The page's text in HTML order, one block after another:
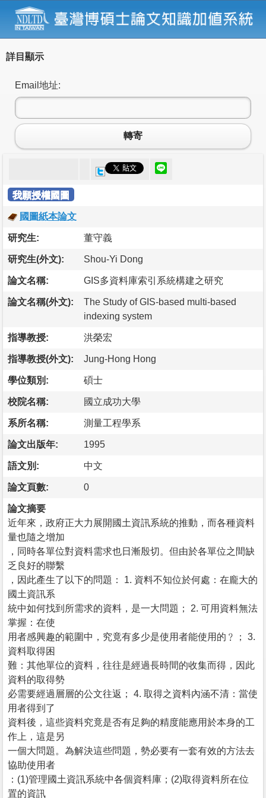
詳目顯示
Email地址:
轉寄
我願授權國圖
國圖紙本論文
研究生: 董守義
研究生(外文): Shou-Yi Dong
論文名稱: GIS多資料庫索引系統構建之研究
論文名稱(外文):
The Study of GIS-based multi-based
indexing system
指導教授: 洪榮宏
指導教授(外文): Jung-Hong Hong
學位類別: 碩士
校院名稱: 國立成功大學
系所名稱: 測量工程學系
論文出版年: 1995
語文別: 中文
論文頁數: 0
論文摘要
近年來，政府正大力展開國土資訊系統的推動，而各種資料
量也隨之增加
，同時各單位對資料需求也日漸殷切。但由於各單位之間缺
乏良好的聯繫
，因此產生了以下的問題： 1. 資料不知位於何處：在龐大的
國土資訊系
統中如何找到所需求的資料，是一大問題； 2. 可用資料無法
掌握：在使
用者感興趣的範圍中，究竟有多少是使用者能使用的﹖； 3.
資料取得困
難：其他單位的資料，往往是經過長時間的收集而得，因此
資料的取得勢
必需要經過層層的公文往返； 4. 取得之資料內涵不清：當使
用者得到了
資料後，這些資料究竟是否有足夠的精度能應用於本身的工
作上，這是另
一個大問題。為解決這些問題，勢必要有一套有效的方法去
協助使用者
：(1)管理國土資訊系統中各個資料庫；(2)取得資料所在位
置的資訊